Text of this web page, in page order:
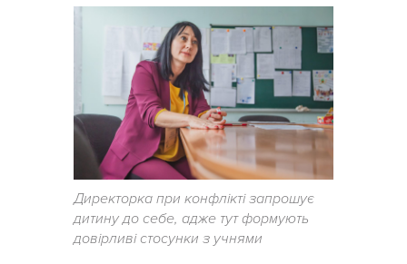
Директорка при конфлікті запрошує
дитину до себе, адже тут формують
довірливі стосунки з учнями